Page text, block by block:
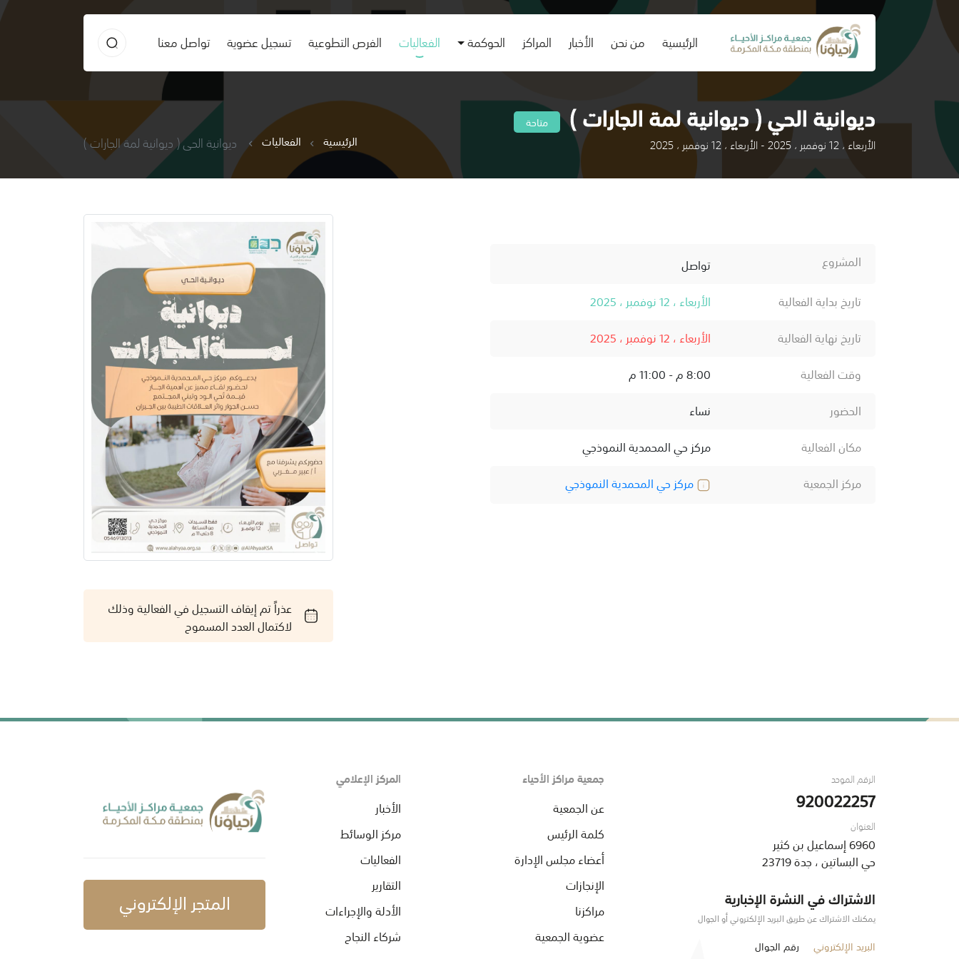
الرئيسية
(current) من نحن الأخبار المراكز الحوكمة الفعاليات الفرص التطوعية تسجيل عضوية تواصل معنا
ديوانية الحي ( ديوانية لمة الجارات ) متاحة
الأربعاء ، 12 نوفمبر ، 2025 - الأربعاء ، 12 نوفمبر ، 2025 الرئيسية الفعاليات ديوانية الحي ( ديوانية لمة الجارات )
المشروع
تواصل
تاريخ بداية الفعالية
الأربعاء ، 12 نوفمبر ، 2025
تاريخ نهاية الفعالية
الأربعاء ، 12 نوفمبر ، 2025
وقت الفعالية
8:00 م - 11:00 م
الحضور
نساء
مكان الفعالية
مركز حي المحمدية النموذجي
مركز الجمعية
مركز حي المحمدية النموذجي
عذراً تم إيقاف التسجيل في الفعالية وذلك
لاكتمال العدد المسموح
الرقم الموحد
920022257
العنوان
6960 إسماعيل بن كثير
حي البساتين ، جدة 23719
الاشتراك في النشرة الإخبارية
يمكنك الاشتراك عن طريق البريد الإلكتروني أو الجوال
البريد الإلكتروني رقم الجوال
جمعية مراكز الأحياء
عن الجمعية
كلمة الرئيس
أعضاء مجلس الإدارة
الإنجازات
مراكزنا
عضوية الجمعية
المركز الإعلامي
الأخبار
مركز الوسائط
الفعاليات
التقارير
الأدلة والإجراءات
شركاء النجاح
المتجر الإلكتروني